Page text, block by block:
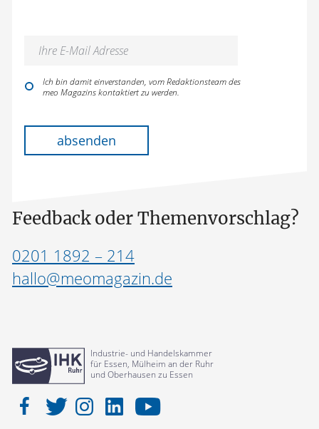
Ich bin damit einverstanden, vom Redaktionsteam des
meo Magazins kontaktiert zu werden.
absenden
Feedback oder Themenvorschlag?
0201 1892 – 214
hallo@meomagazin.de
Industrie- und Handelskammer
für Essen, Mülheim an der Ruhr
und Oberhausen zu Essen